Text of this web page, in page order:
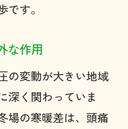
す。
な作用
の変動が大きい地域
深く関わっていま
場の寒暖差は、頭痛